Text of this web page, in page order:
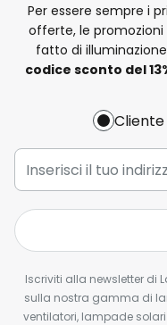
Per essere sempre i
offerte, le
fatto di
codice sconto del
Iscriviti alla newsletter di
sulla nostra gamma di
ventilatori, lampade solari